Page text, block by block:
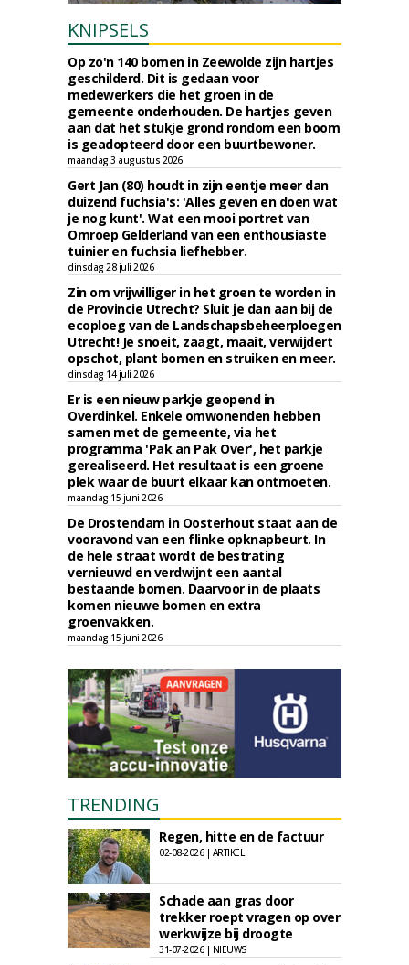
KNIPSELS
Op zo'n 140 bomen in Zeewolde zijn hartjes
geschilderd. Dit is gedaan voor
medewerkers die het groen in de
gemeente onderhouden. De hartjes geven
aan dat het stukje grond rondom een boom
is geadopteerd door een buurtbewoner.
maandag 3 augustus 2026
Gert Jan (80) houdt in zijn eentje meer dan
duizend fuchsia's: 'Alles geven en doen wat
je nog kunt'. Wat een mooi portret van
Omroep Gelderland van een enthousiaste
tuinier en fuchsia liefhebber.
dinsdag 28 juli 2026
Zin om vrijwilliger in het groen te worden in
de Provincie Utrecht? Sluit je dan aan bij de
ecoploeg van de Landschapsbeheerploegen
Utrecht! Je snoeit, zaagt, maait, verwijdert
opschot, plant bomen en struiken en meer.
dinsdag 14 juli 2026
Er is een nieuw parkje geopend in
Overdinkel. Enkele omwonenden hebben
samen met de gemeente, via het
programma 'Pak an Pak Over', het parkje
gerealiseerd. Het resultaat is een groene
plek waar de buurt elkaar kan ontmoeten.
maandag 15 juni 2026
De Drostendam in Oosterhout staat aan de
vooravond van een flinke opknapbeurt. In
de hele straat wordt de bestrating
vernieuwd en verdwijnt een aantal
bestaande bomen. Daarvoor in de plaats
komen nieuwe bomen en extra
groenvakken.
maandag 15 juni 2026
TRENDING
Regen, hitte en de factuur
02-08-2026 | ARTIKEL
Schade aan gras door
trekker roept vragen op over
werkwijze bij droogte
31-07-2026 | NIEUWS